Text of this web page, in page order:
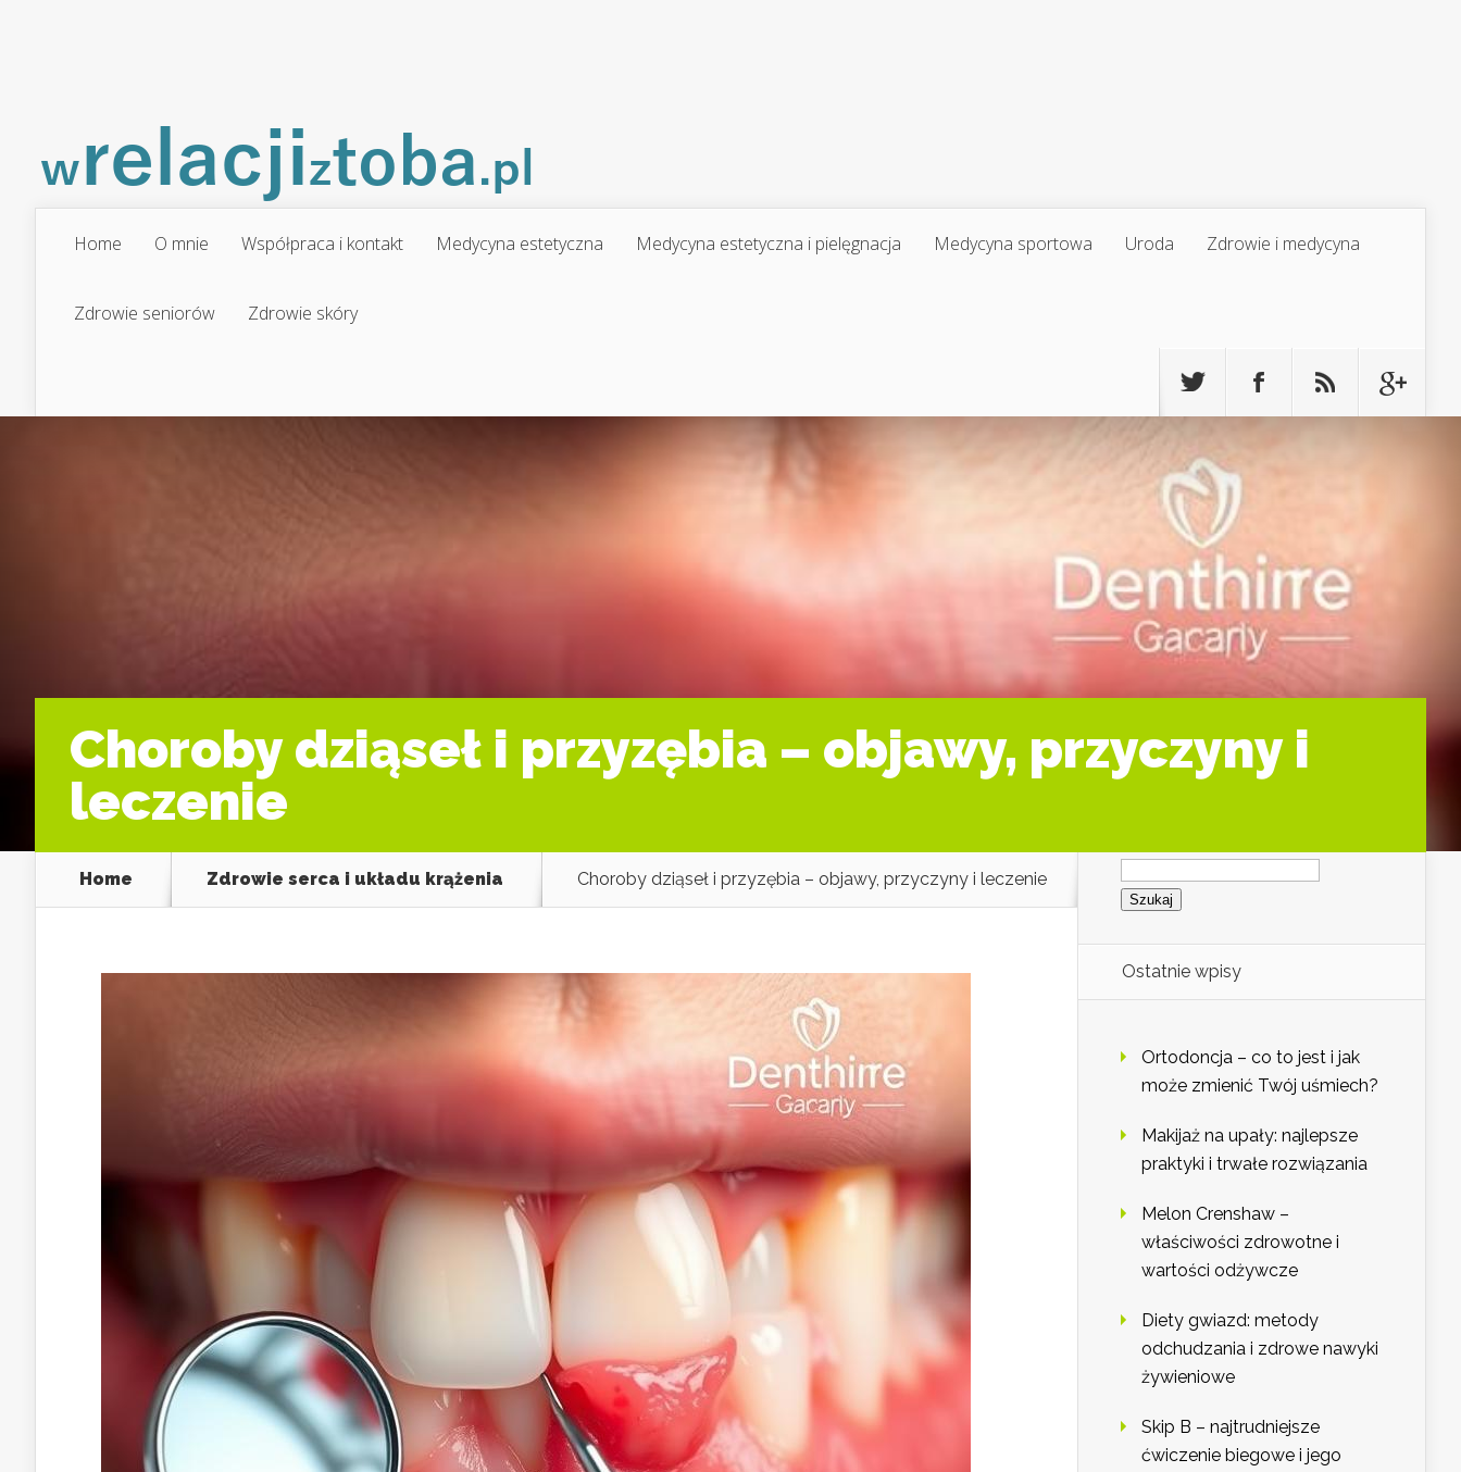
Home O mnie Współpraca i kontakt Medycyna estetyczna Medycyna estetyczna i pielęgnacja Medycyna sportowa Uroda Zdrowie i medycyna
Zdrowie seniorów Zdrowie skóry
Choroby dziąseł i przyzębia – objawy, przyczyny i
leczenie
Home Zdrowie serca i układu krążenia Choroby dziąseł i przyzębia – objawy, przyczyny i leczenie
Szukaj:
Ostatnie wpisy
Ortodoncja – co to jest i jak
może zmienić Twój uśmiech?
Makijaż na upały: najlepsze
praktyki i trwałe rozwiązania
Melon Crenshaw –
właściwości zdrowotne i
wartości odżywcze
Diety gwiazd: metody
odchudzania i zdrowe nawyki
żywieniowe
Skip B – najtrudniejsze
ćwiczenie biegowe i jego